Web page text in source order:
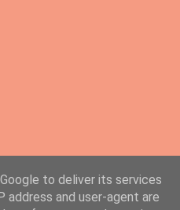
to deliver its services
address and user-agent are